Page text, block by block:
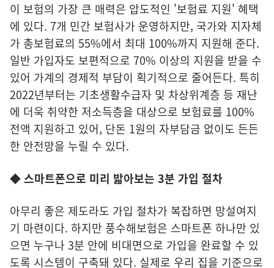
이 보험의 가장 큰 매력은 압도적인 '보험료 지원' 혜택
에 있다. 7개 민간 보험사가 운영하지만, 국가와 지자체
가 총보험료의 55%에서 최대 100%까지 지원해 준다.
일반 가입자도 보편적으로 70% 이상의 지원을 받을 수
있어 가계의 경제적 부담이 획기적으로 줄어든다. 특히
2022년부터는 기초생활수급자 및 차상위계층 등 재난
에 더욱 취약한 저소득층을 대상으로 보험료를 100%
전액 지원하고 있어, 단돈 1원의 자부담금 없이도 든든
한 안전망을 누릴 수 있다.
◆ 스마트폰으로 미리 밟아보는 3분 가입 절차
아무리 좋은 제도라도 가입 절차가 복잡하면 망설여지
기 마련이다. 하지만 풍수해보험은 스마트폰 하나만 있
으면 누구나 3분 안에 비대면으로 가입을 완료할 수 있
도록 시스템이 구축돼 있다. 실제로 우리 집을 기준으로